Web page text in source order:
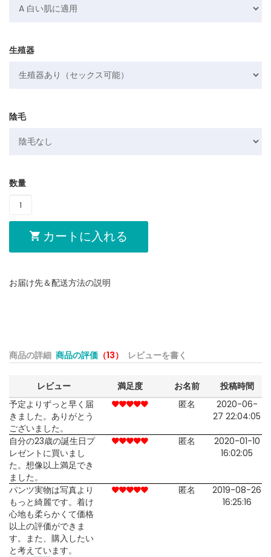
生殖器
陰毛
数量
カートに入れる
お届け先＆配送方法の説明
商品の詳細 商品の評価 （13） レビューを書く
レビュー 満足度 お名前
投稿時間
予定よりずっと早く届
きました。ありがとう
ございました。
匿名
2020-06-
27 22:04:05
自分の23歳の誕生日プ
レゼントに買いまし
た。想像以上満足でき
ました。
匿名
2020-01-10
16:02:05
パンツ実物は写真より
もっと綺麗です。着け
心地も柔らかくて価格
以上の評価ができま
す。また、購入したい
と考えています。
匿名
2019-08-26
16:25:16